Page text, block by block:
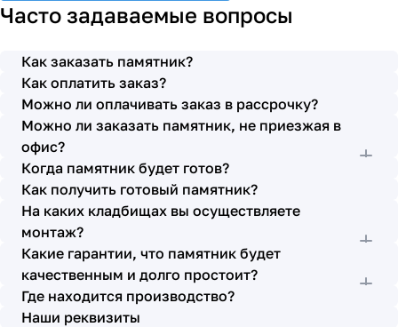
без нареканий с нашей стороны, все наши
просьбы учтены. В первое наше обращение мы
бригада Головачёва Владимира. Поэтому и в этот
раз я поросила, если можно, то назначить эту же
бригаду. Мне пошли на встречу, спасибо. Ребята
работают спокойно, но в тоже время, соблюдая
всю технологию, работаю слаженно и
качественно. Я присутствовала при монтаже,
ребят это нисколько не смутило. Они, как и
Елена Николаевна, ответили на все мои вопросы,
которые возникли в процессе. Спасибо.
Выражаю благодарность от имени всей нашей
семьи за выполнение заказа в срок и
качественно. К руководству просьба по-
возможности премировать работников.
Часто задаваемые вопросы
Как заказать памятник?
Как оплатить заказ?
Можно ли оплачивать заказ в рассрочку?
Можно ли заказать памятник, не приезжая в
офис?
Когда памятник будет готов?
Как получить готовый памятник?
На каких кладбищах вы осуществляете
монтаж?
Какие гарантии, что памятник будет
качественным и долго простоит?
Где находится производство?
Наши реквизиты